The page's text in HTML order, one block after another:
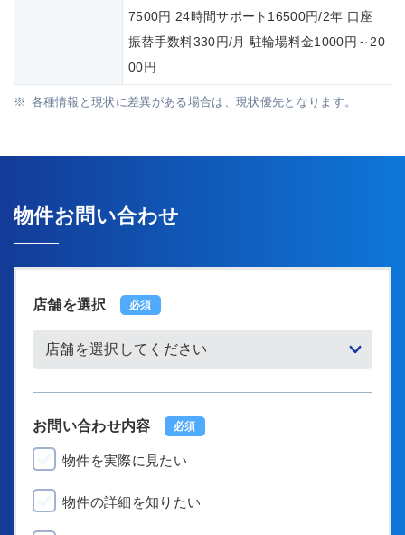
7500円 24時間サポート16500円/2年 口座
振替手数料330円/月 駐輪場料金1000円～20
00円
各種情報と現状に差異がある場合は、現状優先となります。
物件お問い合わせ